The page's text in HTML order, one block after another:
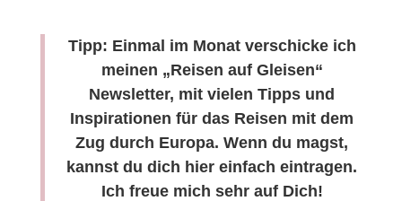
Tipp: Einmal im Monat verschicke ich
meinen „Reisen auf Gleisen“
Newsletter, mit vielen Tipps und
Inspirationen für das Reisen mit dem
Zug durch Europa. Wenn du magst,
kannst du dich hier einfach eintragen.
Ich freue mich sehr auf Dich!